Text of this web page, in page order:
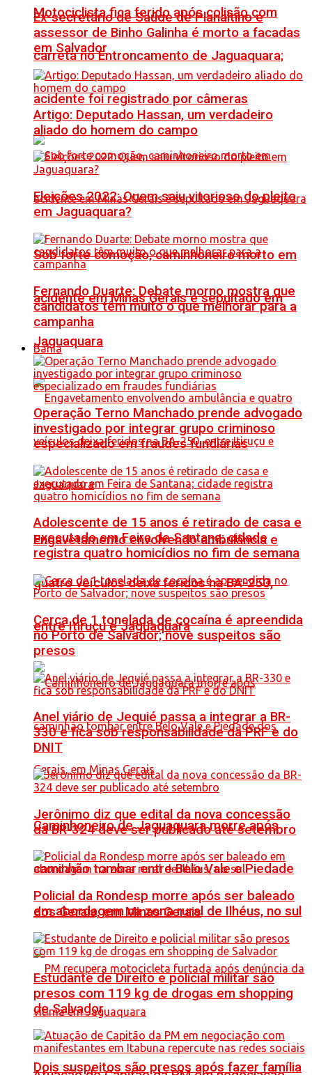
Motociclista fica ferido após colisão com
carreta no Entroncamento de Jaguaquara;
acidente foi registrado por câmeras
Sob forte comoção, caminhoneiro morto em
acidente em Minas Gerais é sepultado em
Jaguaquara
Engavetamento envolvendo ambulância e
quatro veículos deixa feridos na BA-250,
entre Itiruçu e Jaguaquara
Caminhoneiro de Jaguaquara morre após
caminhão tombar entre Belo Vale e Piedade
dos Gerais, em Minas Gerais
Dois suspeitos são presos após fazer família
Ex-secretário de Saúde de Planaltino e
assessor de Binho Galinha é morto a facadas
em Salvador
Artigo: Deputado Hassan, um verdadeiro
aliado do homem do campo
Eleições 2022: Quem saiu vitorioso do pleito
em Jaguaquara?
Fernando Duarte: Debate morno mostra que
candidatos têm muito o que melhorar para a
campanha
Bahia
Operação Terno Manchado prende advogado
investigado por integrar grupo criminoso
especializado em fraudes fundiárias
Adolescente de 15 anos é retirado de casa e
executado em Feira de Santana; cidade
registra quatro homicídios no fim de semana
Cerca de 1 tonelada de cocaína é apreendida
no Porto de Salvador; nove suspeitos são
presos
Anel viário de Jequié passa a integrar a BR-
330 e fica sob responsabilidade da PRF e do
DNIT
Jerônimo diz que edital da nova concessão
da BR-324 deve ser publicado até setembro
Policial da Rondesp morre após ser baleado
em abordagem na zona rural de Ilhéus, no sul
Estudante de Direito e policial militar são
presos com 119 kg de drogas em shopping
de Salvador